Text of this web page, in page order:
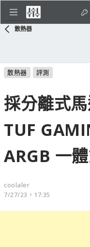
散熱器
散熱器 評測
採分離式
TUF
ARGB 一
coolaler
7/27/23，17:35